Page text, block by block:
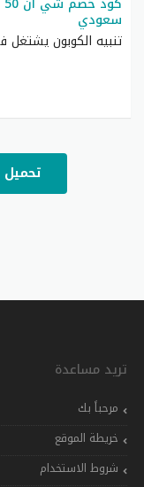
سعودي
تنبيه الكوبون
تحميل
تريد مساعدة
مرحباً بك
خريطة الموقع
شروط الاستخدام